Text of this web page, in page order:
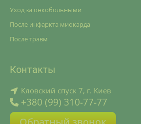
Уход за онкобольными
После инфаркта миокарда
После травм
Контакты
Кловский спуск 7, г. Киев
+380 (99) 310-77-77